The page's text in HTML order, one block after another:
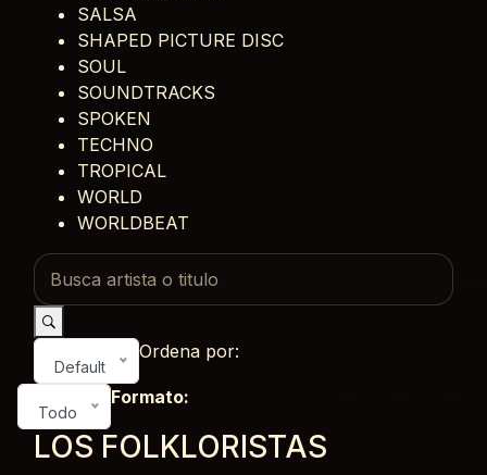
SALSA
SHAPED PICTURE DISC
SOUL
SOUNDTRACKS
SPOKEN
TECHNO
TROPICAL
WORLD
WORLDBEAT
Ordena por:
Default
Formato:
Todo
LOS FOLKLORISTAS